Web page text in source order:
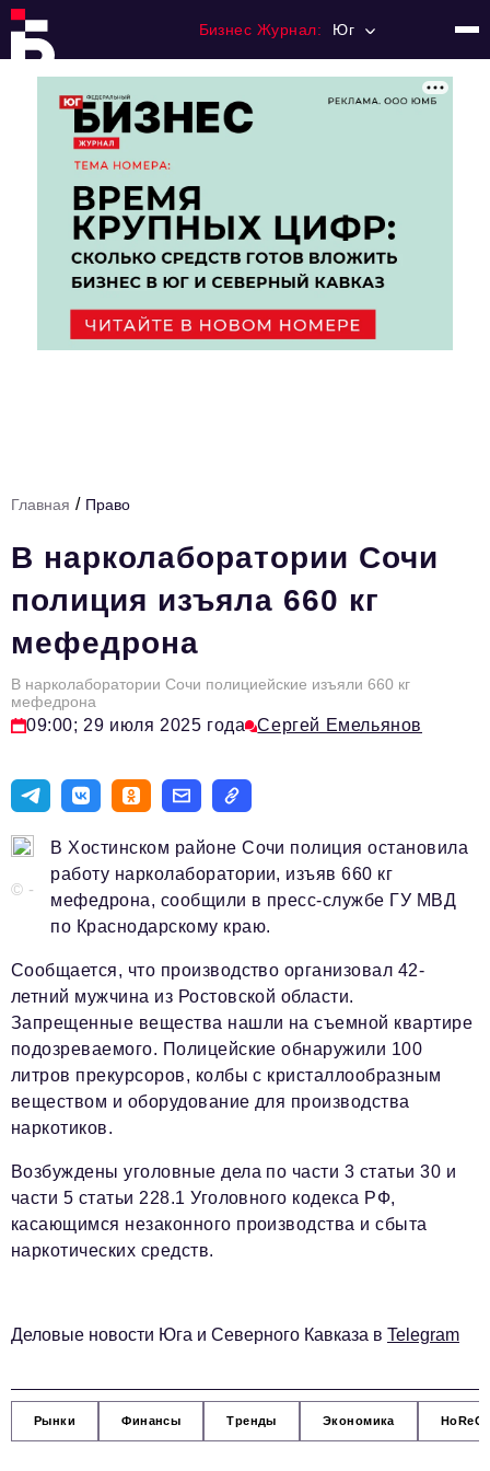
Бизнес Журнал: Юг
Франчайзинг
Номера журнала
Категории:
Финансы
Стиль жизни
Цитаты
Аналитика
Главное
Интервью
Сделано в России
Точки роста
Авто
Персона
Инвестиции
Управление
Красота и здоровье
Энергетика
Недвижимость
Мнение
Технологии
Политика
Ритейл
Главная / Право
В нарколаборатории Сочи
полиция изъяла 660 кг
мефедрона
В нарколаборатории Сочи полициейские изъяли 660 кг
мефедрона
09:00; 29 июля 2025 года Сергей Емельянов
© -
В Хостинском районе Сочи полиция остановила
работу нарколаборатории, изъяв 660 кг
мефедрона, сообщили в пресс-службе ГУ МВД
по Краснодарскому краю.
Сообщается, что производство организовал 42-
летний мужчина из Ростовской области.
Запрещенные вещества нашли на съемной квартире
подозреваемого. Полицейские обнаружили 100
литров прекурсоров, колбы с кристаллообразным
веществом и оборудование для производства
наркотиков.
Возбуждены уголовные дела по части 3 статьи 30 и
части 5 статьи 228.1 Уголовного кодекса РФ,
касающимся незаконного производства и сбыта
наркотических средств.
Деловые новости Юга и Северного Кавказа в Telegram
Рынки Финансы Тренды Экономика HoReCa